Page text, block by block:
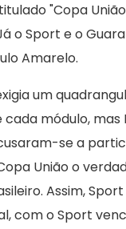
"Copa
o Sport e o
Amarelo.
um
cada módulo, mas
se a
União o
Assim,
com o Sport